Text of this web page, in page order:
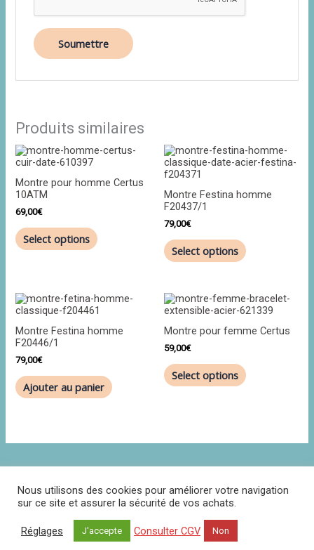
Produits similaires
Montre pour homme Certus
10ATM
69,00€
Select options
Montre Festina homme
F20437/1
79,00€
Select options
Montre Festina homme
F20446/1
79,00€
Ajouter au panier
Montre pour femme Certus
59,00€
Select options
Réclamations
Nous utilisons des cookies pour améliorer votre navigation
sur ce site et assurer la sécurité de vos achats.
Réglages J'accepte Consulter CGV Non